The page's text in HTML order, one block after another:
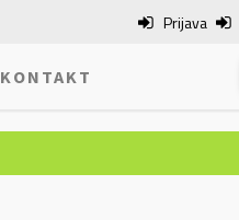
Prijava
KONTAKT